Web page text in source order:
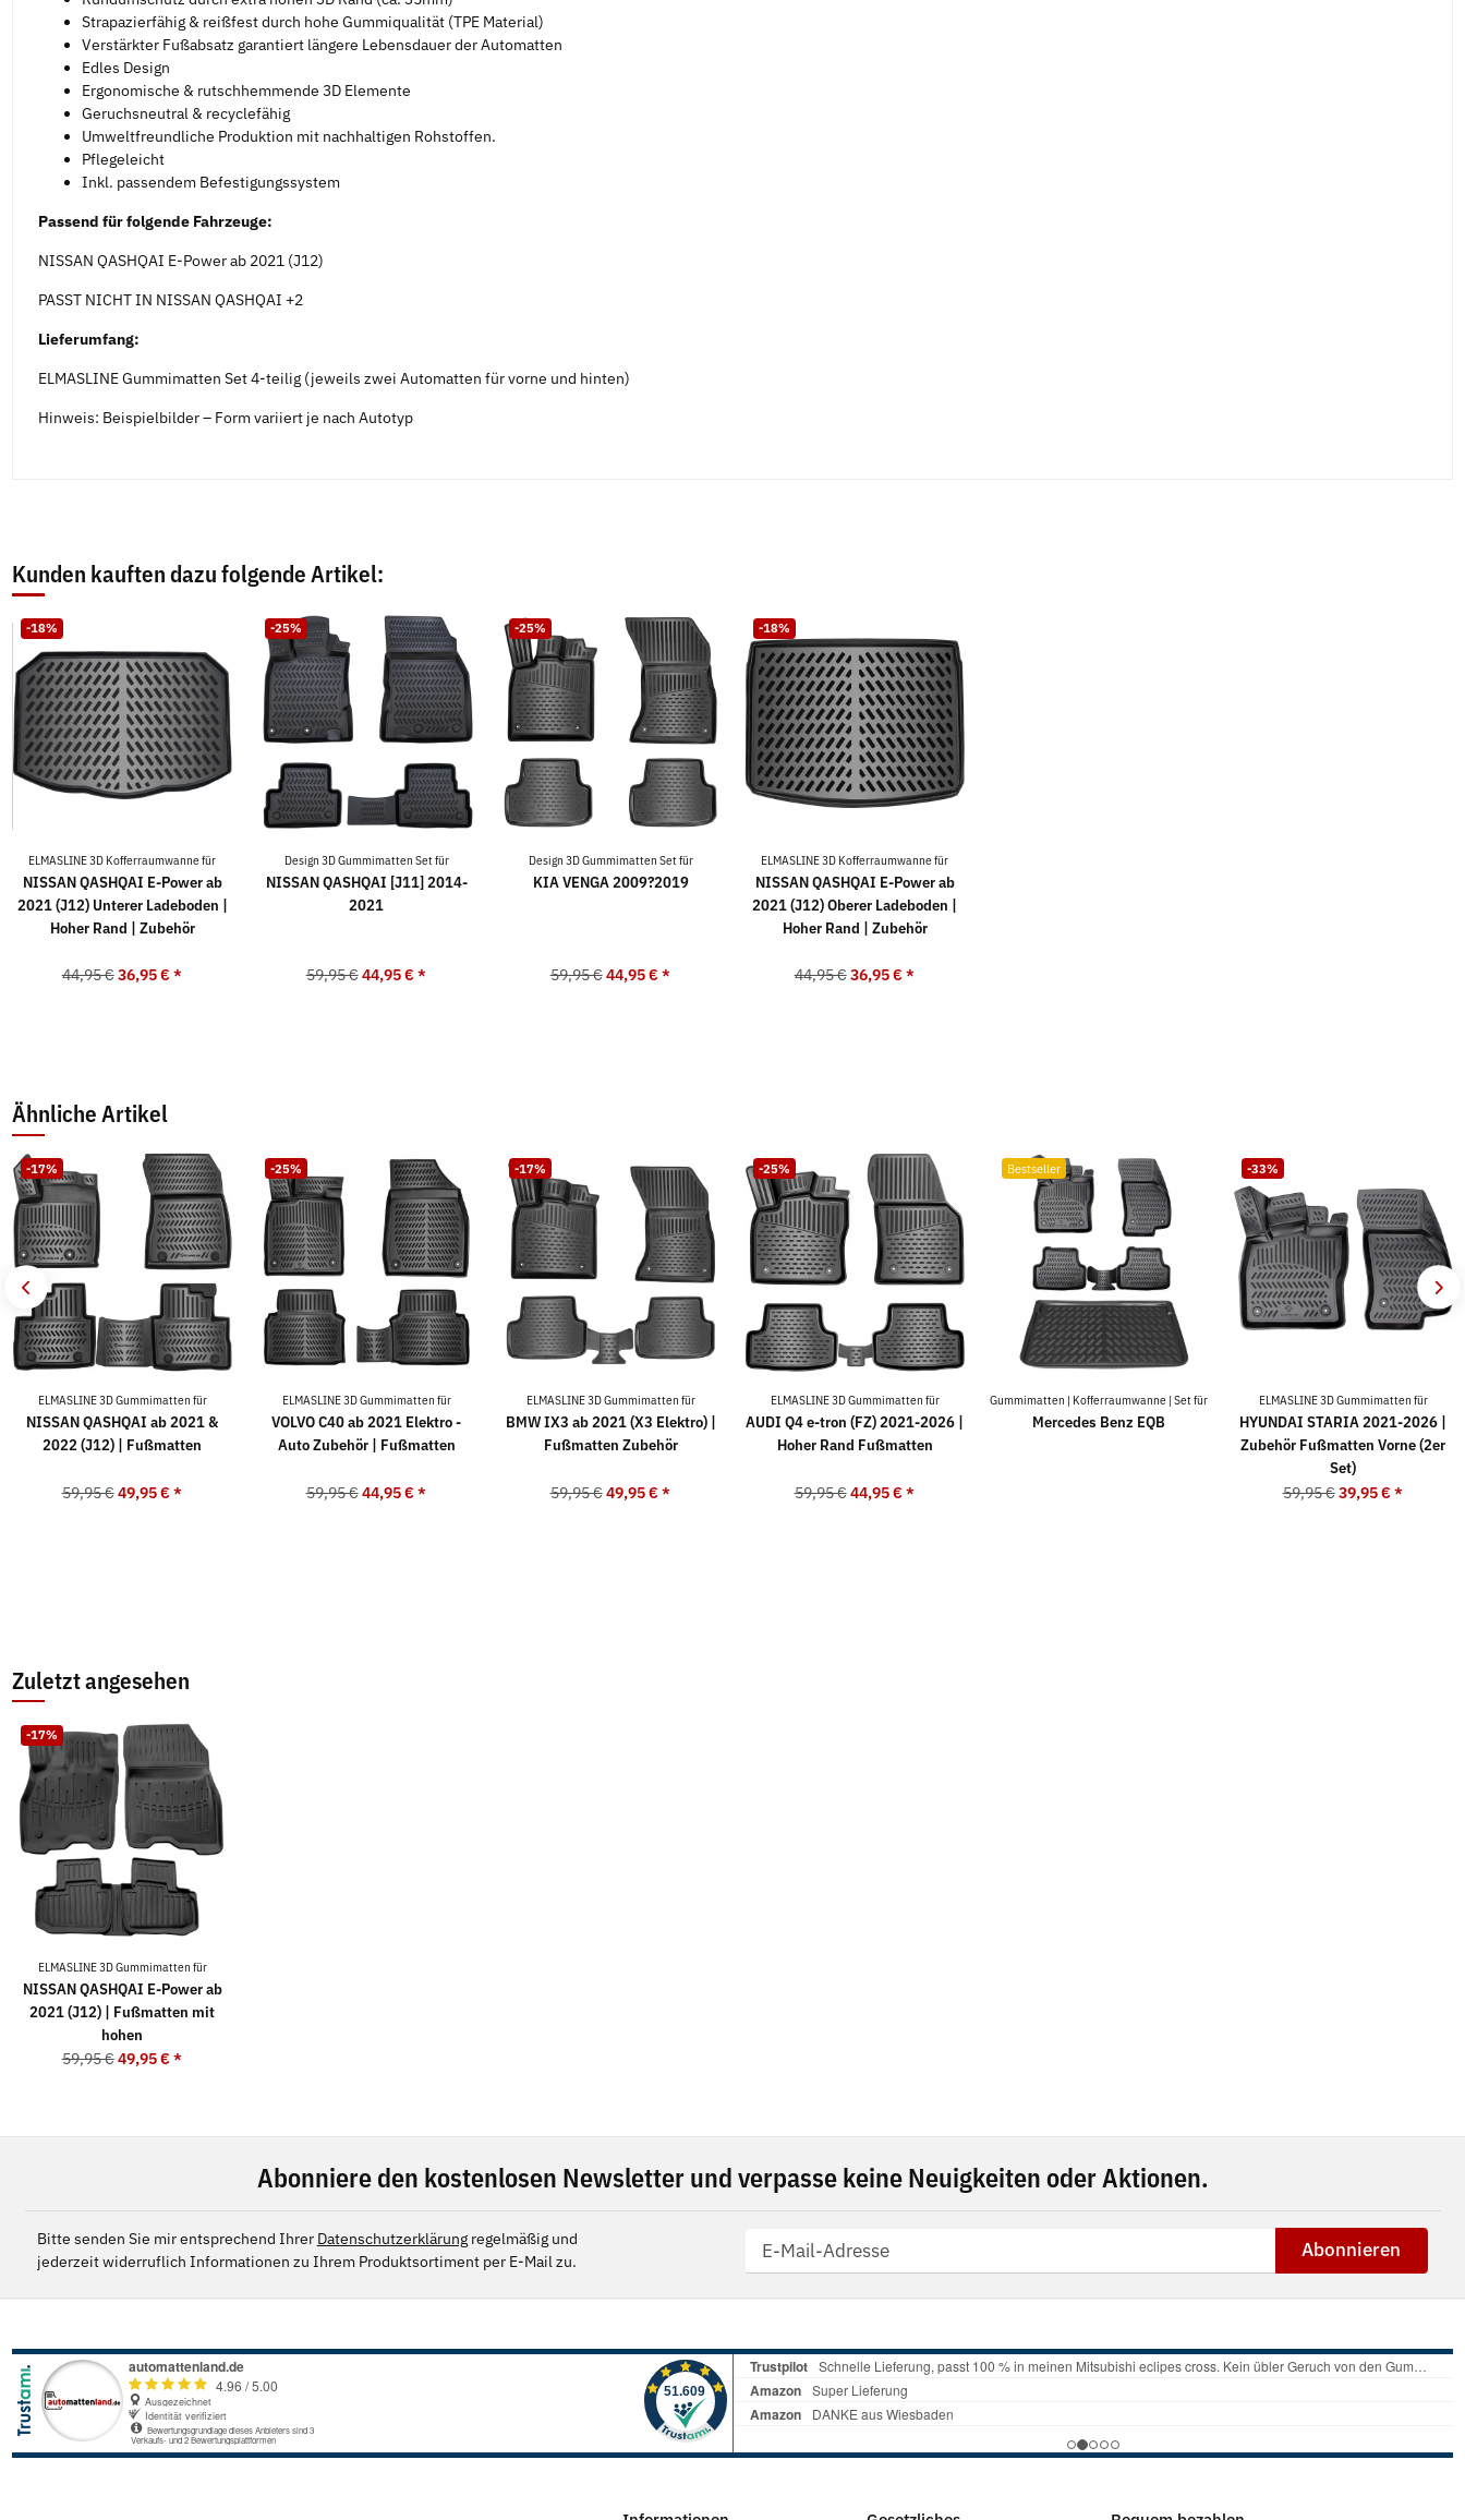
Strapazierfähig & reißfest durch hohe Gummiqualität (TPE Material)
Verstärkter Fußabsatz garantiert längere Lebensdauer der Automatten
Edles Design
Ergonomische & rutschhemmende 3D Elemente
Geruchsneutral & recyclefähig
Umweltfreundliche Produktion mit nachhaltigen Rohstoffen.
Pflegeleicht
Inkl. passendem Befestigungssystem
Passend für folgende Fahrzeuge:
NISSAN QASHQAI E-Power ab 2021 (J12)
PASST NICHT IN NISSAN QASHQAI +2
Lieferumfang:
ELMASLINE Gummimatten Set 4-teilig (jeweils zwei Automatten für vorne und hinten)
Hinweis: Beispielbilder – Form variiert je nach Autotyp
Kunden kauften dazu folgende Artikel:
-18%
ELMASLINE 3D Kofferraumwanne für
NISSAN QASHQAI E-Power ab
2021 (J12) Unterer Ladeboden |
Hoher Rand | Zubehör
44,95 € 36,95 €*
-25%
Design 3D Gummimatten Set für
NISSAN QASHQAI [J11] 2014-
2021
59,95 € 44,95 €*
-25%
Design 3D Gummimatten Set für
KIA VENGA 2009?2019
59,95 € 44,95 €*
-18%
ELMASLINE 3D Kofferraumwanne für
NISSAN QASHQAI E-Power ab
2021 (J12) Oberer Ladeboden |
Hoher Rand | Zubehör
44,95 € 36,95 €*
Ähnliche Artikel
-17%
ELMASLINE 3D Gummimatten für
NISSAN QASHQAI ab 2021 &
2022 (J12) | Fußmatten
59,95 € 49,95 €*
-25%
ELMASLINE 3D Gummimatten für
VOLVO C40 ab 2021 Elektro -
Auto Zubehör | Fußmatten
59,95 € 44,95 €*
-17%
ELMASLINE 3D Gummimatten für
BMW IX3 ab 2021 (X3 Elektro) |
Fußmatten Zubehör
59,95 € 49,95 €*
-25%
ELMASLINE 3D Gummimatten für
AUDI Q4 e-tron (FZ) 2021-2026 |
Hoher Rand Fußmatten
59,95 € 44,95 €*
Bestseller
Gummimatten | Kofferraumwanne | Set für
Mercedes Benz EQB
-33%
ELMASLINE 3D Gummimatten für
HYUNDAI STARIA 2021-2026 |
Zubehör Fußmatten Vorne (2er
Set)
59,95 € 39,95 €*
Zuletzt angesehen
-17%
ELMASLINE 3D Gummimatten für
NISSAN QASHQAI E-Power ab
2021 (J12) | Fußmatten mit
hohen
59,95 € 49,95 €*
Abonniere den kostenlosen Newsletter und verpasse keine Neuigkeiten oder Aktionen.
Bitte senden Sie mir entsprechend Ihrer Datenschutzerklärungregelmäßig und
jederzeit widerruflich Informationen zu Ihrem Produktsortiment per E-Mail zu.
Abonnieren